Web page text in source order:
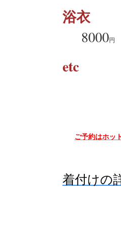
浴衣
8000円
etc
ご予約はホッ
着付けの